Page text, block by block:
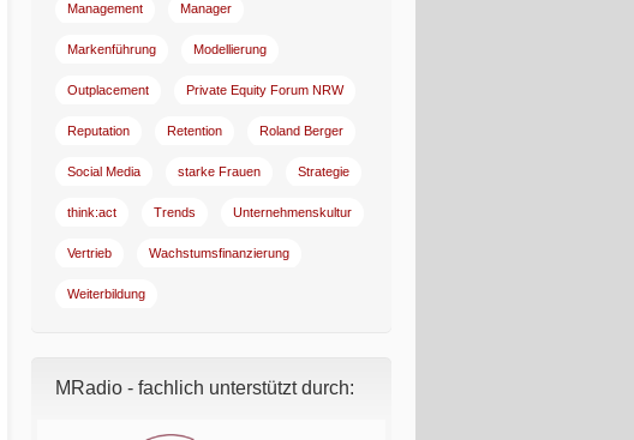
Management Manager
Markenführung Modellierung
Outplacement Private Equity Forum NRW
Reputation Retention Roland Berger
Social Media starke Frauen Strategie
think:act Trends Unternehmenskultur
Vertrieb Wachstumsfinanzierung
Weiterbildung
MRadio - fachlich unterstützt durch: